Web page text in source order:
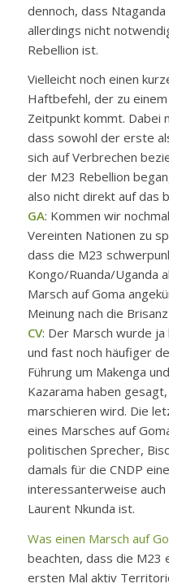
dennoch, dass
allerdings nicht
Rebellion ist.
Vielleicht noch einen
Haftbefehl, der zu
Zeitpunkt kommt. Dabei
dass sowohl der erste
sich auf Verbrechen
der M23 Rebellion
also nicht direkt auf das
GA: Kommen wir
Vereinten Nationen zu
dass die M23
Kongo/Ruanda/Uganda
Marsch auf Goma
Meinung nach die
CV: Der Marsch wurde
und fast noch häufiger
Führung um Makenga
Kazarama haben
marschieren wird. Die
eines Marsches auf
politischen Sprecher,
damals für die CNDP
interessanterweise
Laurent Nkunda ist.
Was einen Marsch auf
beachten, dass die M23
ersten Mal aktiv